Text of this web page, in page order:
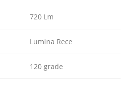
720 Lm
Lumina Rece
120 grade